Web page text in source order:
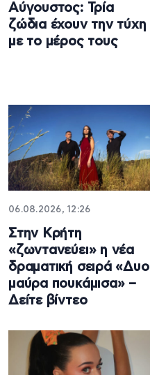
Αύγουστος: Τρία
ζώδια έχουν την τύχη
με το μέρος τους
06.08.2026, 12:26
Στην Κρήτη
«ζωντανεύει» η νέα
δραματική σειρά «Δυο
μαύρα πουκάμισα» –
Δείτε βίντεο